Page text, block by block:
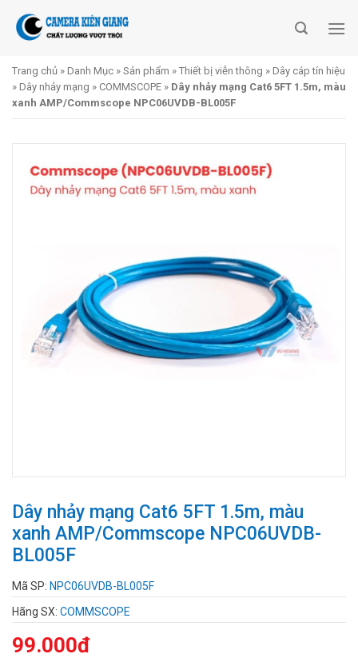
Trang chủ » Danh Mục » Sản phẩm » Thiết bị viễn thông » Dây cáp tín hiệu
» Dây nhảy mạng » COMMSCOPE » Dây nhảy mạng Cat6 5FT 1.5m, màu
xanh AMP/Commscope NPC06UVDB-BL005F
Dây nhảy mạng Cat6 5FT 1.5m, màu
xanh AMP/Commscope NPC06UVDB-
BL005F
Mã SP: NPC06UVDB-BL005F
Hãng SX: COMMSCOPE
99.000đ